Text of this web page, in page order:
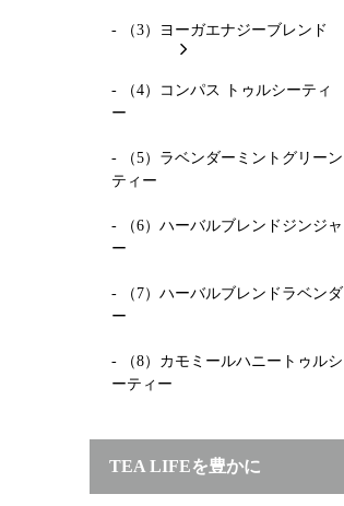
- （3）ヨーガエナジーブレンド
- （4）コンパス トゥルシーティ
ー
- （5）ラベンダーミントグリーン
ティー
- （6）ハーバルブレンドジンジャ
ー
- （7）ハーバルブレンドラベンダ
ー
- （8）カモミールハニートゥルシ
ーティー
TEA LIFEを豊かに